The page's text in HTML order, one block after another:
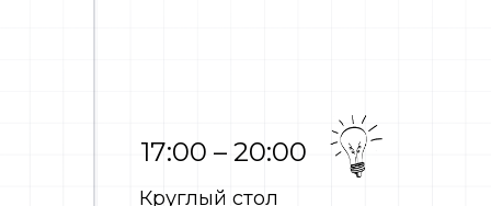
Круглый стол
17:00 – 20:00